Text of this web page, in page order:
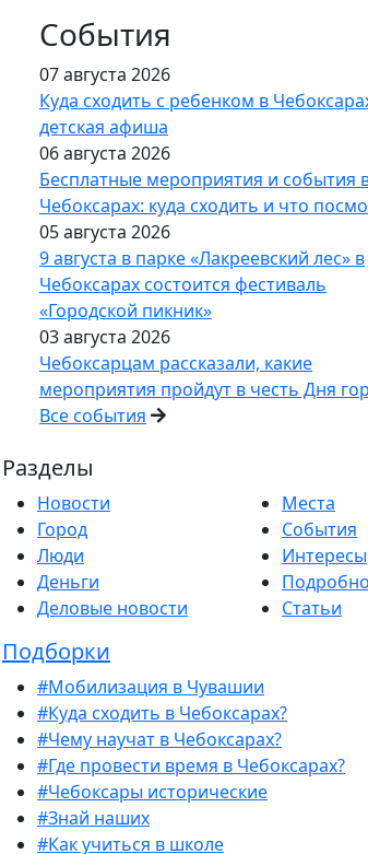
События
07 августа 2026
Куда сходить с ребенком в
детская афиша
06 августа 2026
Бесплатные мероприятия и события
Чебоксарах: куда сходить и что
05 августа 2026
9 августа в парке «Лакреевский лес» в
Чебоксарах состоится фестиваль
«Городской пикник»
03 августа 2026
Чебоксарцам рассказали, какие
мероприятия пройдут в честь Дня
Все события
Разделы
Новости
Город
Люди
Деньги
Деловые новости
Места
События
Интересы
Статьи
Подборки
#Мобилизация в Чувашии
#Куда сходить в Чебоксарах?
#Чему научат в Чебоксарах?
#Где провести время в Чебоксарах?
#Чебоксары исторические
#Знай наших
#Как учиться в школе